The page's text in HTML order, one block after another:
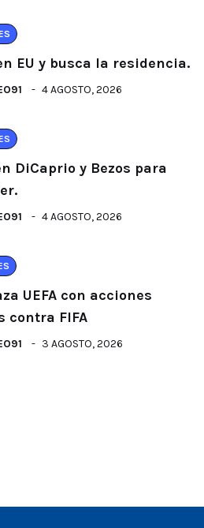
EU y busca la residencia.
4 AGOSTO, 2026
DiCaprio y Bezos para
4 AGOSTO, 2026
UEFA con acciones
contra FIFA
3 AGOSTO, 2026